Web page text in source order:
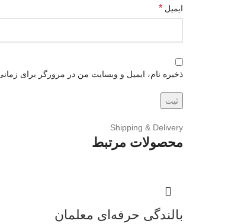
ایمیل *
ذخیره نام، ایمیل و وبسایت من در مرورگر برای
Shipping & Delivery
محصولات مرتبط
بالندگی حرفه‌ای معلمان